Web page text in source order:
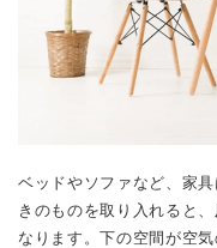
ベッドやソファなど、家
きのものを取り入れると、
なります。下の空間が空